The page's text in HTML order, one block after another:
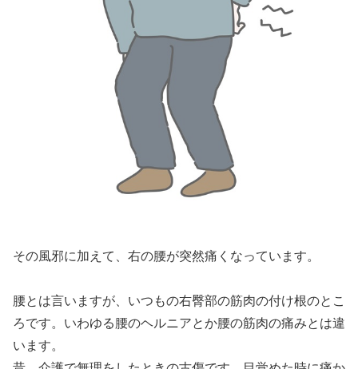
その風邪に加えて、右の腰が突然痛くなっています。
腰とは言いますが、いつもの右臀部の筋肉の付け根のとこ
ろです。いわゆる腰のヘルニアとか腰の筋肉の痛みとは違
います。